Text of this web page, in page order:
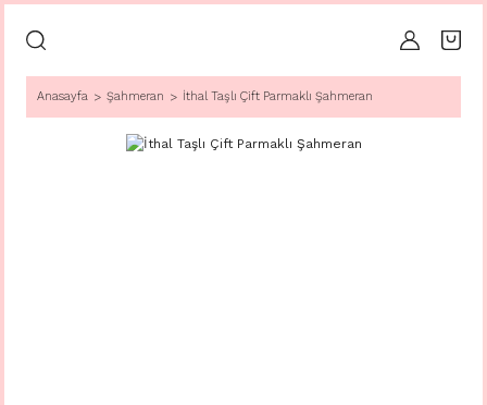
Anasayfa Şahmeran İthal Taşlı Çift Parmaklı Şahmeran